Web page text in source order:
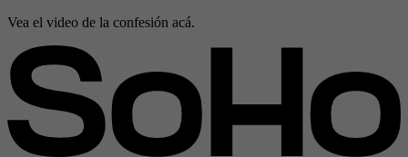
Vea el video de la confesión acá.